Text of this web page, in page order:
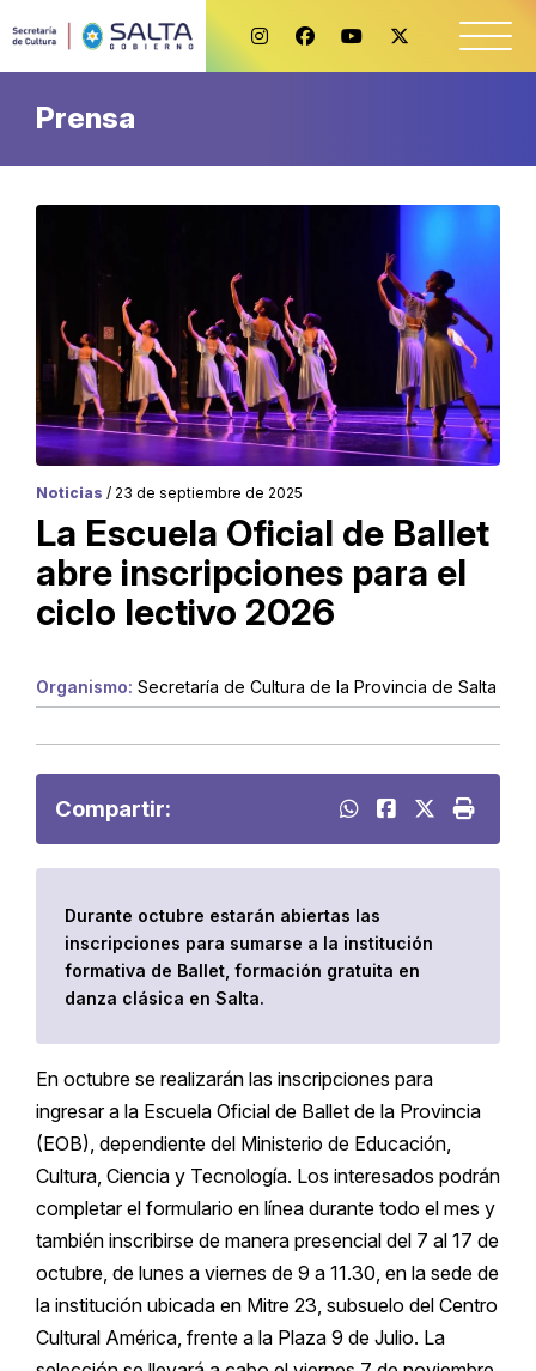
Prensa
Noticias / 23 de septiembre de 2025
La Escuela Oficial de Ballet
abre inscripciones para el
ciclo lectivo 2026
Organismo: Secretaría de Cultura de la Provincia de Salta
Compartir:
Durante octubre estarán abiertas las
inscripciones para sumarse a la institución
formativa de Ballet, formación gratuita en
danza clásica en Salta.
En octubre se realizarán las inscripciones para
ingresar a la Escuela Oficial de Ballet de la Provincia
(EOB), dependiente del Ministerio de Educación,
Cultura, Ciencia y Tecnología. Los interesados podrán
completar el formulario en línea durante todo el mes y
también inscribirse de manera presencial del 7 al 17 de
octubre, de lunes a viernes de 9 a 11.30, en la sede de
la institución ubicada en Mitre 23, subsuelo del Centro
Cultural América, frente a la Plaza 9 de Julio. La